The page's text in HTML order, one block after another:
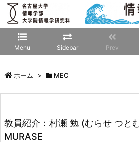
Menu Sidebar Prev
ホーム > MEC
教員紹介：村瀬 勉 (むらせ つと
MURASE